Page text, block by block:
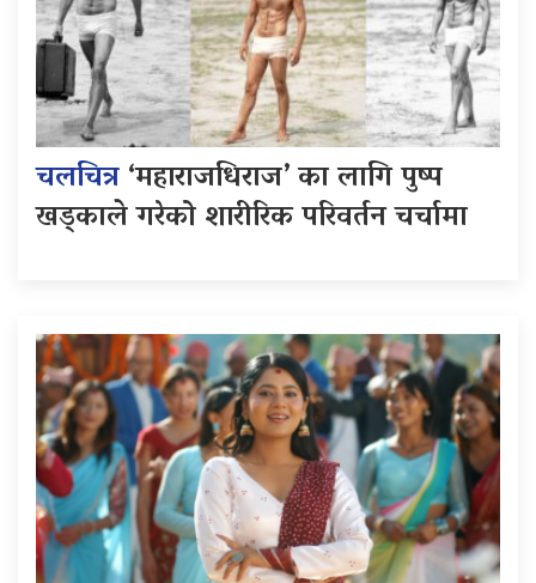
चलचित्र‘महाराजधिराज’ का लागि पुष्प
खड्काले गरेको शारीरिक परिवर्तन चर्चामा